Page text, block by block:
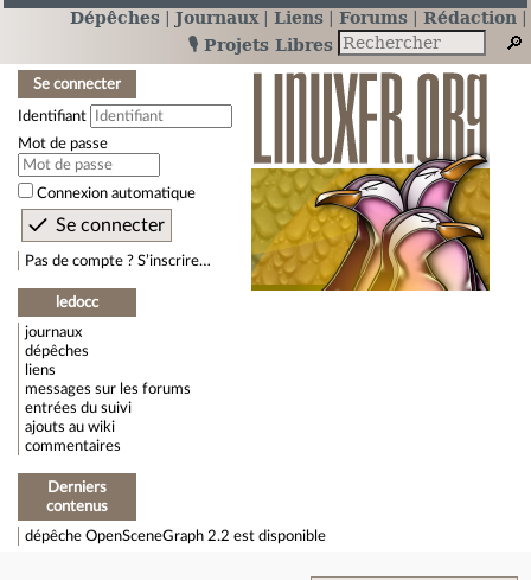
Dépêches Journaux Liens Forums
Rédaction
🎙️ Projets Libres
Se connecter
Identifiant
Mot de passe
Connexion automatique
Pas de compte ? S’inscrire…
ledocc
journaux
dépêches
liens
messages sur les forums
entrées du suivi
ajouts au wiki
commentaires
Derniers
contenus
dépêche OpenSceneGraph 2.2 est disponible